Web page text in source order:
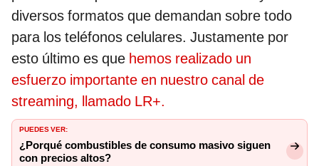
diversos formatos que demandan sobre todo
para los teléfonos celulares. Justamente por
esto último es que hemos realizado un
esfuerzo importante en nuestro canal de
streaming, llamado LR+.
PUEDES VER:
¿Porqué combustibles de consumo masivo siguen
con precios altos?